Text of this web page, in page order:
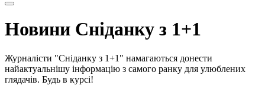
Новини Сніданку з 1+1
Журналісти "Сніданку з 1+1" намагаються донести
найактуальнішу інформацію з самого ранку для улюблених
глядачів. Будь в курсі!